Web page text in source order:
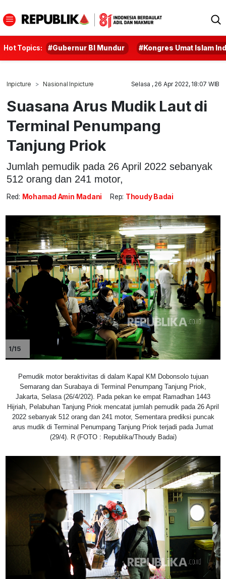
Hot Topics: #Gubernur BI Mundur #Kongres Umat Islam
Inpicture Nasional Inpicture Selasa , 26 Apr 2022, 18:07 WIB
Suasana Arus Mudik Laut di
Terminal Penumpang
Tanjung Priok
Jumlah pemudik pada 26 April 2022 sebanyak
512 orang dan 241 motor,
Red: Mohamad Amin Madani Rep: Thoudy Badai
1/15
Pemudik motor beraktivitas di dalam Kapal KM Dobonsolo tujuan
Semarang dan Surabaya di Terminal Penumpang Tanjung Priok,
Jakarta, Selasa (26/4/202). Pada pekan ke empat Ramadhan 1443
Hijriah, Pelabuhan Tanjung Priok mencatat jumlah pemudik pada 26 April
2022 sebanyak 512 orang dan 241 motor, Sementara prediksi puncak
arus mudik di Terminal Penumpang Tanjung Priok terjadi pada Jumat
(29/4). R (FOTO : Republika/Thoudy Badai)